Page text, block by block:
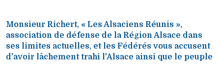
Monsieur Richert, « Les Alsaciens Réunis »,
association de défense de la Région Alsace dans
ses limites actuelles, et les Fédérés vous accusent
d'avoir lâchement trahi l'Alsace ainsi que le peuple